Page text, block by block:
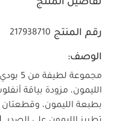
تفاصيل المنتج
رقم المنتج 217938710
الوصف:
الليمون، مزودة بياقة
بطبعة الليمون، وقطعتان